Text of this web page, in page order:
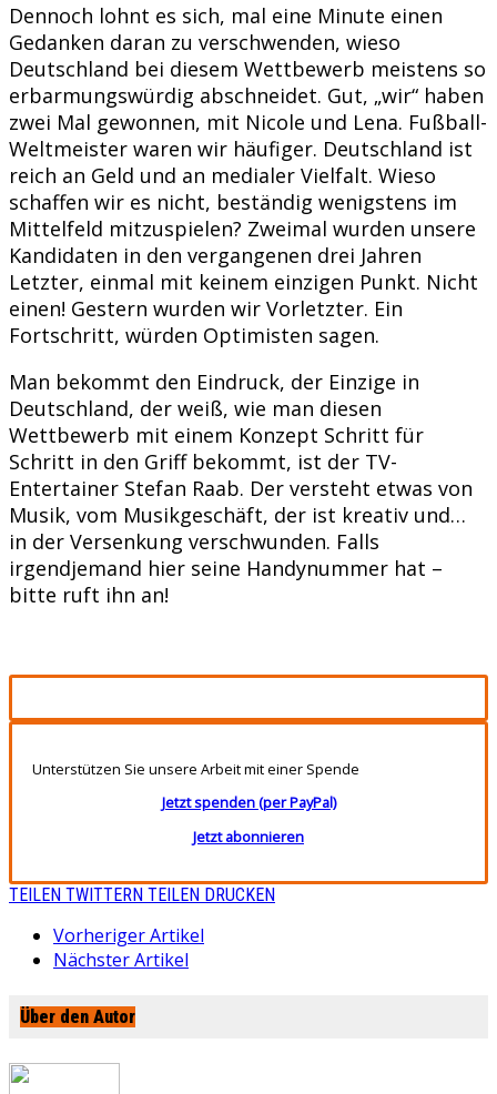
Dennoch lohnt es sich, mal eine Minute einen
Gedanken daran zu verschwenden, wieso
Deutschland bei diesem Wettbewerb meistens so
erbarmungswürdig abschneidet. Gut, „wir“ haben
zwei Mal gewonnen, mit Nicole und Lena. Fußball-
Weltmeister waren wir häufiger. Deutschland ist
reich an Geld und an medialer Vielfalt. Wieso
schaffen wir es nicht, beständig wenigstens im
Mittelfeld mitzuspielen? Zweimal wurden unsere
Kandidaten in den vergangenen drei Jahren
Letzter, einmal mit keinem einzigen Punkt. Nicht
einen! Gestern wurden wir Vorletzter. Ein
Fortschritt, würden Optimisten sagen.
Man bekommt den Eindruck, der Einzige in
Deutschland, der weiß, wie man diesen
Wettbewerb mit einem Konzept Schritt für
Schritt in den Griff bekommt, ist der TV-
Entertainer Stefan Raab. Der versteht etwas von
Musik, vom Musikgeschäft, der ist kreativ und…
in der Versenkung verschwunden. Falls
irgendjemand hier seine Handynummer hat –
bitte ruft ihn an!
Unterstützen Sie unsere Arbeit mit einer Spende
Jetzt spenden (per PayPal)
Jetzt abonnieren
TEILEN TWITTERN TEILEN DRUCKEN
Vorheriger Artikel
Nächster Artikel
Über den Autor